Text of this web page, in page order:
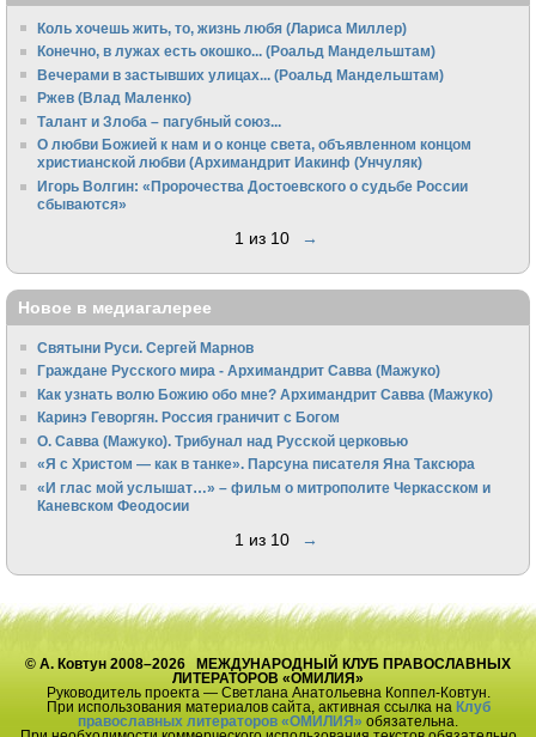
Коль хочешь жить, то, жизнь любя (Лариса Миллер)
Конечно, в лужах есть окошко... (Роальд Мандельштам)
Вечерами в застывших улицах... (Роальд Мандельштам)
Ржев (Влад Маленко)
Талант и Злоба – пагубный союз...
О любви Божией к нам и о конце света, объявленном концом
христианской любви (Архимандрит Иакинф (Унчуляк)
Игорь Волгин: «Пророчества Достоевского о судьбе России
сбываются»
1 из 10 →
Новое в медиагалерее
Святыни Руси. Сергей Марнов
Граждане Русского мира - Архимандрит Савва (Мажуко)
Как узнать волю Божию обо мне? Архимандрит Савва (Мажуко)
Каринэ Геворгян. Россия граничит с Богом
О. Савва (Мажуко). Трибунал над Русской церковью
«Я с Христом — как в танке». Парсуна писателя Яна Таксюра
«И глас мой услышат…» – фильм о митрополите Черкасском и
Каневском Феодосии
1 из 10 →
© А. Ковтун 2008–2026 МЕЖДУНАРОДНЫЙ КЛУБ ПРАВОСЛАВНЫХ
ЛИТЕРАТОРОВ «ОМИЛИЯ»
Руководитель проекта — Светлана Анатольевна Коппел-Ковтун.
При использования материалов сайта, активная ссылка на Клуб
православных литераторов «ОМИЛИЯ» обязательна.